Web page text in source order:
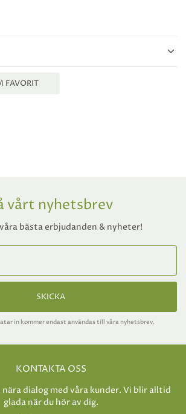
FAVORIT
vårt nyhetsbrev
bästa erbjudanden & nyheter!
SKICKA
in kommer endast användas till våra nyhetsbrev.
KONTAKTA OSS
dialog med våra kunder. Vi blir alltid
glada när du hör av dig.